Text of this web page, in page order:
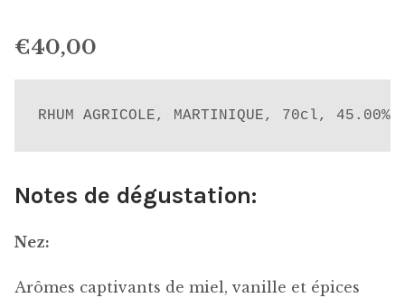
€40,00
RHUM AGRICOLE, MARTINIQUE, 70cl, 45.00%
Notes de dégustation:
Nez:
Arômes captivants de miel, vanille et épices